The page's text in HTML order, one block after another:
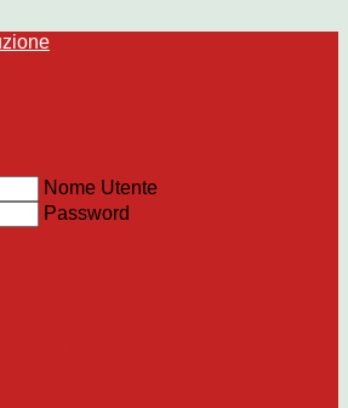
Nome Utente
Password